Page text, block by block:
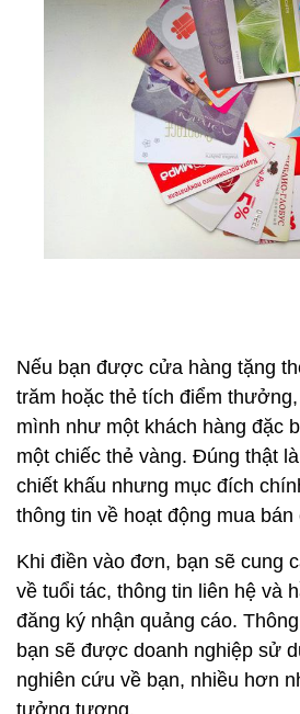
Nếu bạn được cửa hàng tặng
trăm hoặc thẻ tích điểm
mình như một khách hàng đặc
một chiếc thẻ vàng. Đúng thật
chiết khấu nhưng mục đích
thông tin về hoạt động mua bán
Khi điền vào đơn, bạn sẽ cung
về tuổi tác, thông tin liên hệ và
đăng ký nhận quảng cáo.
bạn sẽ được doanh nghiệp sử
nghiên cứu về bạn, nhiều hơn
tưởng tượng.